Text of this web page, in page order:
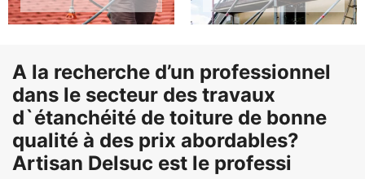
A la recherche d’un professionnel
dans le secteur des travaux
d`étanchéité de toiture de bonne
qualité à des prix abordables?
Artisan Delsuc est le professi